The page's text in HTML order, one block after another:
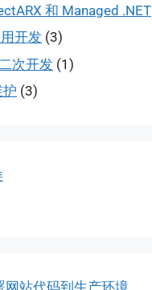
和 Managed .NET
开发 (3)
次开发 (1)
护 (3)
网站代码到生产环境